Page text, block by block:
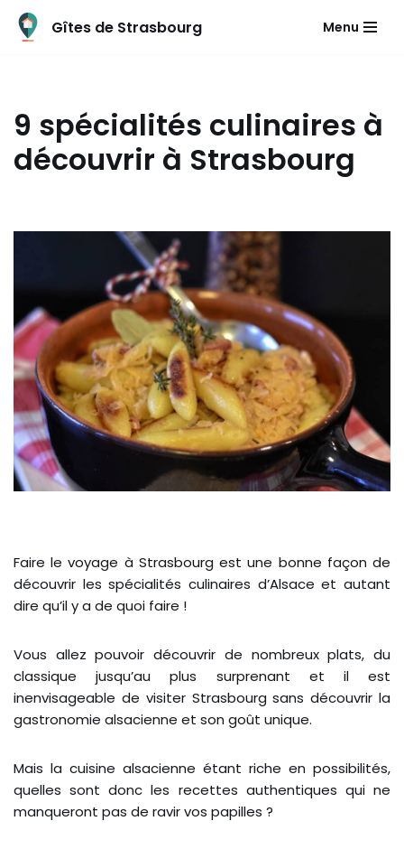
Gîtes de Strasbourg Menu
9 spécialités culinaires à
découvrir à Strasbourg
Faire le voyage à Strasbourg est une bonne façon de
découvrir les spécialités culinaires d’Alsace et autant
dire qu’il y a de quoi faire !
Vous allez pouvoir découvrir de nombreux plats, du
classique jusqu’au plus surprenant et il est
inenvisageable de visiter Strasbourg sans découvrir la
gastronomie alsacienne et son goût unique.
Mais la cuisine alsacienne étant riche en possibilités,
quelles sont donc les recettes authentiques qui ne
manqueront pas de ravir vos papilles ?